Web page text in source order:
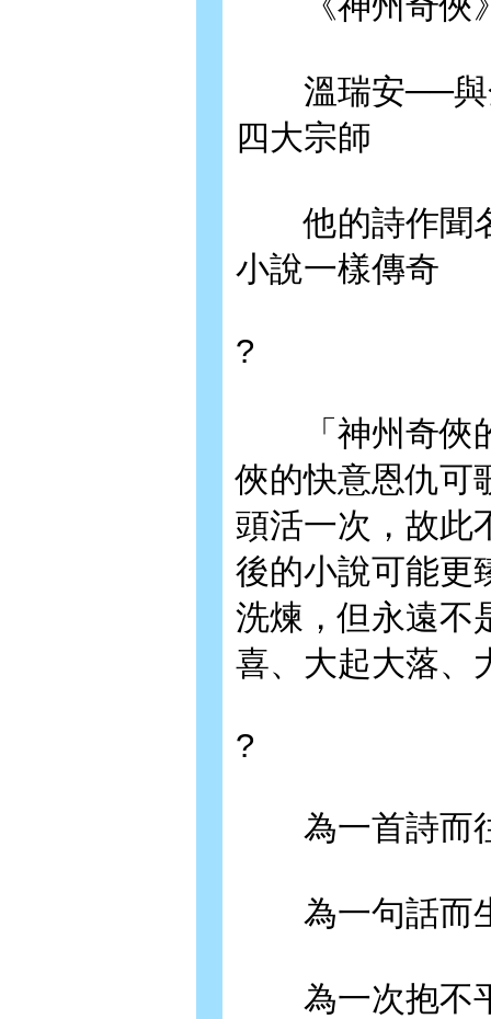
溫瑞安──與
四大宗師
他的詩作聞名
小說一樣傳奇
?
「神州奇俠的
俠的快意恩仇可
頭活一次，故此
後的小說可能更
洗煉，但永遠不
喜、大起大落、
?
為一首詩而
為一句話而
為一次抱不平